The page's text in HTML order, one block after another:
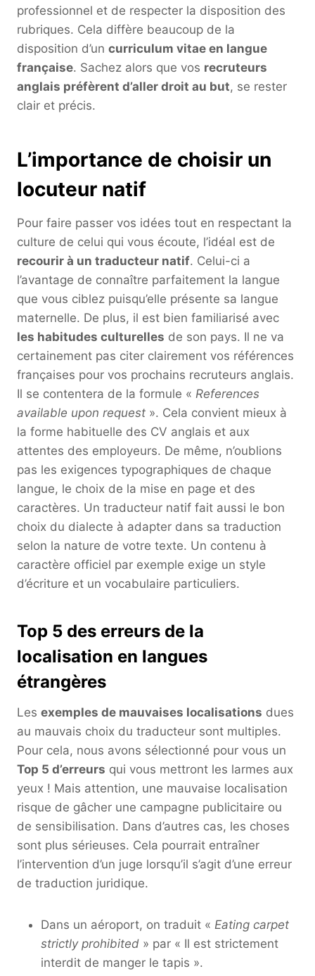
professionnel et de respecter la disposition des
rubriques. Cela diffère beaucoup de la
disposition d’un curriculum vitae en langue
française. Sachez alors que vos recruteurs
anglais préfèrent d’aller droit au but, se rester
clair et précis.
L’importance de choisir un
locuteur natif
Pour faire passer vos idées tout en respectant la
culture de celui qui vous écoute, l’idéal est de
recourir à un traducteur natif. Celui-ci a
l’avantage de connaître parfaitement la langue
que vous ciblez puisqu’elle présente sa langue
maternelle. De plus, il est bien familiarisé avec
les habitudes culturelles de son pays. Il ne va
certainement pas citer clairement vos références
françaises pour vos prochains recruteurs anglais.
Il se contentera de la formule « References
available upon request ». Cela convient mieux à
la forme habituelle des CV anglais et aux
attentes des employeurs. De même, n’oublions
pas les exigences typographiques de chaque
langue, le choix de la mise en page et des
caractères. Un traducteur natif fait aussi le bon
choix du dialecte à adapter dans sa traduction
selon la nature de votre texte. Un contenu à
caractère officiel par exemple exige un style
d’écriture et un vocabulaire particuliers.
Top 5 des erreurs de la
localisation en langues
étrangères
Les exemples de mauvaises localisations dues
au mauvais choix du traducteur sont multiples.
Pour cela, nous avons sélectionné pour vous un
Top 5 d’erreurs qui vous mettront les larmes aux
yeux ! Mais attention, une mauvaise localisation
risque de gâcher une campagne publicitaire ou
de sensibilisation. Dans d’autres cas, les choses
sont plus sérieuses. Cela pourrait entraîner
l’intervention d’un juge lorsqu’il s’agit d’une erreur
de traduction juridique.
Dans un aéroport, on traduit « Eating carpet
strictly prohibited » par « Il est strictement
interdit de manger le tapis ».